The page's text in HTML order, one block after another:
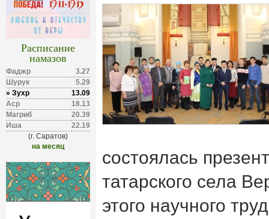
Расписание
намазов
Фаджр
3.27
Шурук
5.29
» Зухр
13.09
Аср
18.13
Магриб
20.39
Иша
22.19
(г. Саратов)
на месяц
состоялась
татарского села
этого научного